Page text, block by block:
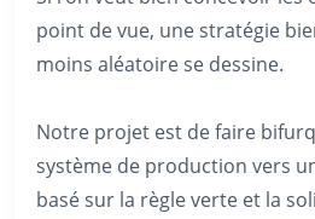
point de vue, une stratégie
moins aléatoire se dessine.
Notre projet est de faire
système de production vers
basé sur la règle verte et la